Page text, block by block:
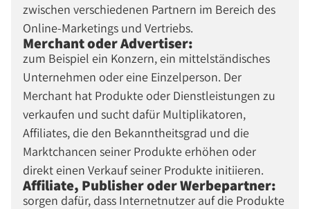
zwischen verschiedenen Partnern im Bereich des
Online-Marketings und Vertriebs.
Merchant oder Advertiser:
zum Beispiel ein Konzern, ein mittelständisches
Unternehmen oder eine Einzelperson. Der
Merchant hat Produkte oder Dienstleistungen zu
verkaufen und sucht dafür Multiplikatoren,
Affiliates, die den Bekanntheitsgrad und die
Marktchancen seiner Produkte erhöhen oder
direkt einen Verkauf seiner Produkte initiieren.
Affiliate, Publisher oder Werbepartner:
sorgen dafür, dass Internetnutzer auf die Produkte